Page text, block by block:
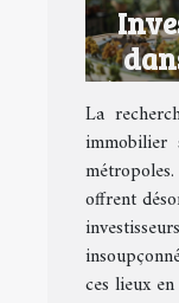
La
immobilier
offrent
ces lieux